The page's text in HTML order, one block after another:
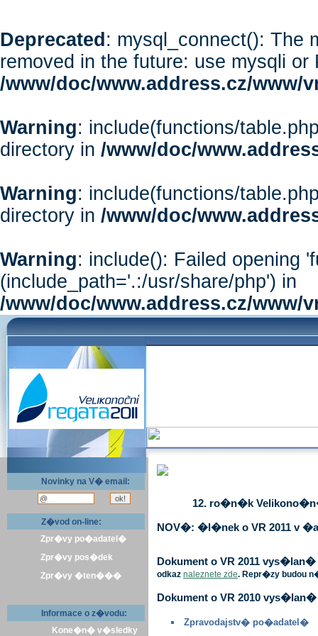
Deprecated : mysql_connect(): The
removed in the future: use mysqli or
/www/doc/www.address.cz/www/
Warning: include(functions/
directory in /www/doc/
Warning: include(functions/
directory in /www/doc/
Warning: include(): Failed opening
(include_path='.:/usr/share/php') in
/www/doc/www.address.cz/www/
Novinky na V� email:
Z�vod on-line:
Zpr�vy po�adatel�
Zpr�vy pos�dek
Zpr�vy �ten���
Informace o z�vodu:
Kone�n� v�sledky
12. ro�n�k
NOV�: �l�nek o VR 2011 v
Dokument o VR 2011
odkaz naleznete zde. Repr�zy budou
Dokument o VR 2010
Zpravodajstv� po�adatel�